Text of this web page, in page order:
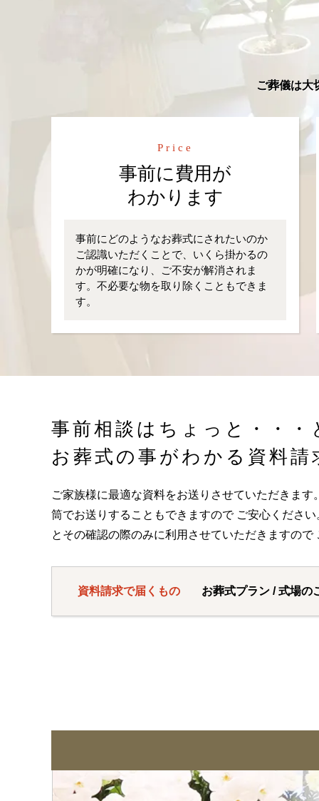
ご葬儀は大
Price
事前に費用が
わかります
事前にどのようなお葬式にされたいのか
ご認識いただくことで、いくら掛かるの
かが明確になり、ご不安が解消されま
す。不必要な物を取り除くこともできま
す。
事前相談はちょっと・・・
お葬式の事がわかる資料
ご家族様に最適な資料をお送りさせていただきま
筒でお送りすることもできますので ご安心くださ
とその確認の際のみに利用させていただきますので
資料請求で届くもの お葬式プラン / 式場の